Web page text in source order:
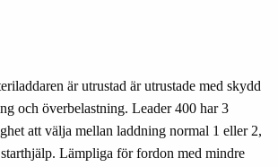
är utrustad är utrustade med skydd
och överbelastning. Leader 400 har 3
att välja mellan laddning normal 1 eller 2,
Lämpliga för fordon med mindre